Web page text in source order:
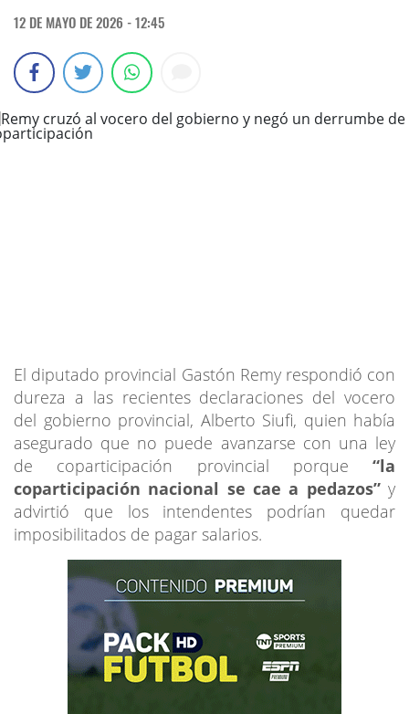
12 DE MAYO DE 2026 - 12:45
El diputado provincial Gastón Remy respondió con
dureza a las recientes declaraciones del vocero
del gobierno provincial, Alberto Siufi, quien había
asegurado que no puede avanzarse con una ley
de coparticipación provincial porque “la
coparticipación nacional se cae a pedazos”y
advirtió que los intendentes podrían quedar
imposibilitados de pagar salarios.